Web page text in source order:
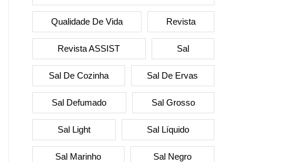
Qualidade De Vida Revista
Revista ASSIST Sal
Sal De Cozinha Sal De Ervas
Sal Defumado Sal Grosso
Sal Light Sal Líquido
Sal Marinho Sal Negro